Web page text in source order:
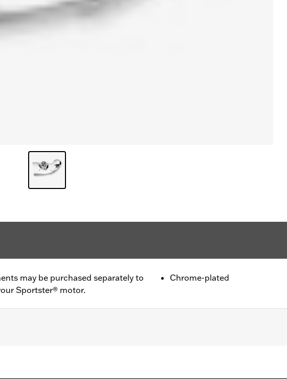
may be purchased separately to
Sportster® motor.
Chrome-plated